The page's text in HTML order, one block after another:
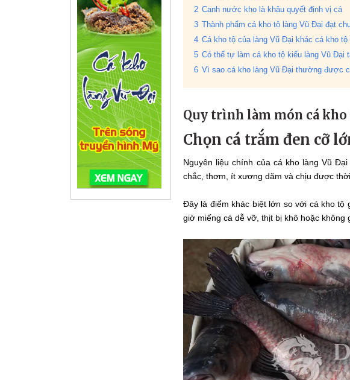
2 Canh nước kho là khâu quyết định vị cá
3
Thành phẩm cá kho tộ làng Vũ Đại đạt
4 Cá kho tộ của làng Vũ Đại khác cá kho
5 Có thể tự làm cá kho tộ kiểu làng Vũ Đại
6 Vì sao cá kho làng Vũ Đại thường được
Quy trình làm món cá kho
Chọn cá trắm đen cỡ
Nguyên liệu chính của cá kho làng Vũ
chắc, thơm, ít xương dăm và chịu được
Đây là điểm khác biệt lớn so với cá kho tộ
giờ miếng cá dễ vỡ, thịt bị khô hoặc không